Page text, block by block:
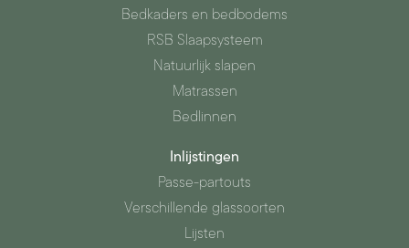
Bedkaders en bedbodems
RSB Slaapsysteem
Natuurlijk slapen
Matrassen
Bedlinnen
Inlijstingen
Passe-partouts
Verschillende glassoorten
Lijsten